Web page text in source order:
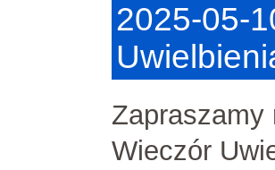
2025-05-
Zapraszamy
Wieczór